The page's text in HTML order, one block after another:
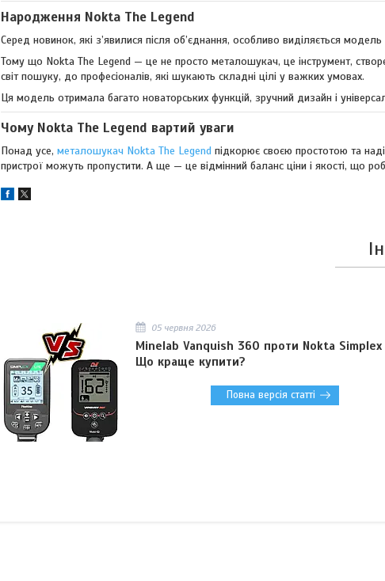
Народження Nokta The Legend
Серед новинок, які з’явилися після об’єднання, особливо виділяється модель
Тому що Nokta The Legend — це не просто металошукач, це інструмент,
світ пошуку, до професіоналів, які шукають складні цілі у важких умовах.
Ця модель отримала багато новаторських функцій, зручний дизайн і
Чому Nokta The Legend вартий уваги
Понад усе, металошукач Nokta The Legend підкорює своєю простотою та
пристрої можуть пропустити. А ще — це відмінний баланс ціни і якості, що
05 червня 2026
Minelab Vanquish 360 проти Nokta
Що краще купити?
Повна версія статті